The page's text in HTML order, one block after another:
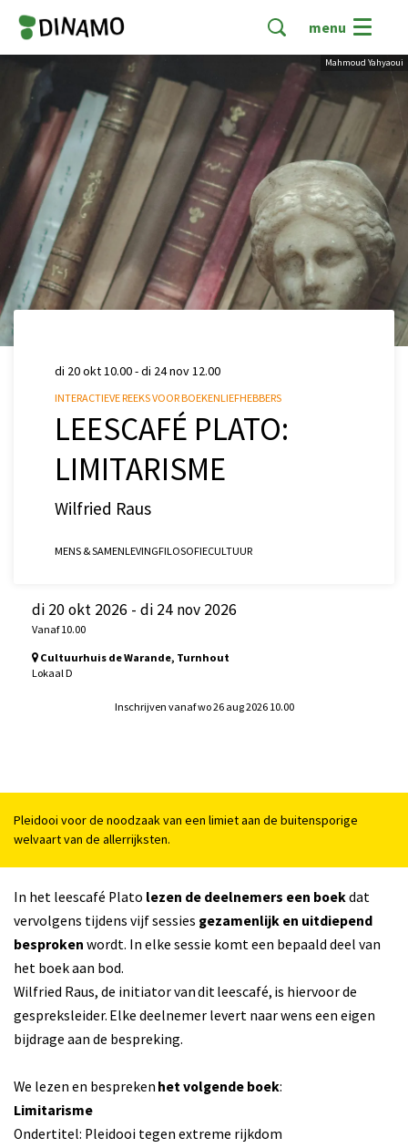
menu
Mahmoud Yahyaoui
LEESCAFÉ PLATO:
LIMITARISME
Wilfried Raus
INTERACTIEVE REEKS VOOR BOEKENLIEFHEBBERS
di 20 okt10.00-di 24 nov12.00
MENS & SAMENLEVINGFILOSOFIECULTUUR
di 20 okt 2026 - di 24 nov 2026
Vanaf 10.00
Cultuurhuis de Warande, Turnhout
Lokaal D
Inschrijven vanaf wo 26 aug 2026 10.00
Pleidooi voor de noodzaak van een limiet aan de buitensporige
welvaart van de allerrijksten.
In het leescafé Plato lezen de deelnemers een boekdat
vervolgens tijdens vijf sessies gezamenlijk en uitdiepend
besproken wordt. In elke sessie komt een bepaald deel van
het boek aan bod.
Wilfried Raus, de initiator van dit leescafé, is hiervoor de
gespreksleider. Elke deelnemer levert naar wens een eigen
bijdrage aan de bespreking.
We lezen en bespreken het volgende boek:
Limitarisme
Ondertitel: Pleidooi tegen extreme rijkdom